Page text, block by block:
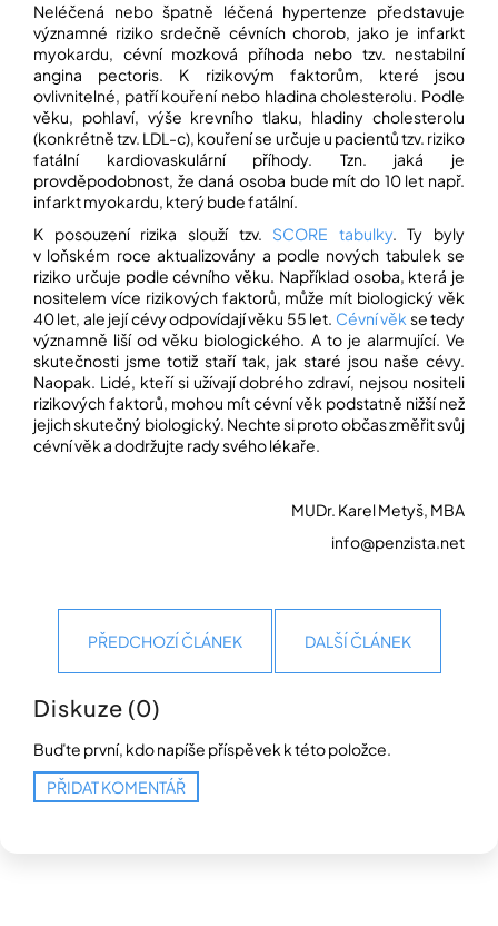
Neléčená nebo špatně léčená hypertenze představuje
významné riziko srdečně cévních chorob, jako je infarkt
myokardu, cévní mozková příhoda nebo tzv. nestabilní
angina pectoris. K rizikovým faktorům, které jsou
ovlivnitelné, patří kouření nebo hladina cholesterolu. Podle
věku, pohlaví, výše krevního tlaku, hladiny cholesterolu
(konkrétně tzv. LDL-c), kouření se určuje u pacientů tzv. riziko
fatální kardiovaskulární příhody. Tzn. jaká je
provděpodobnost, že daná osoba bude mít do 10 let např.
infarkt myokardu, který bude fatální.
K posouzení rizika slouží tzv. SCORE tabulky. Ty byly
v loňském roce aktualizovány a podle nových tabulek se
riziko určuje podle cévního věku. Například osoba, která je
nositelem více rizikových faktorů, může mít biologický věk
40 let, ale její cévy odpovídají věku 55 let. Cévní věk se tedy
významně liší od věku biologického. A to je alarmující. Ve
skutečnosti jsme totiž staří tak, jak staré jsou naše cévy.
Naopak. Lidé, kteří si užívají dobrého zdraví, nejsou nositeli
rizikových faktorů, mohou mít cévní věk podstatně nižší než
jejich skutečný biologický. Nechte si proto občas změřit svůj
cévní věk a dodržujte rady svého lékaře.
MUDr. Karel Metyš, MBA
info@penzista.net
PŘEDCHOZÍ ČLÁNEK DALŠÍ ČLÁNEK
Diskuze (0)
Buďte první, kdo napíše příspěvek k této položce.
PŘIDAT KOMENTÁŘ